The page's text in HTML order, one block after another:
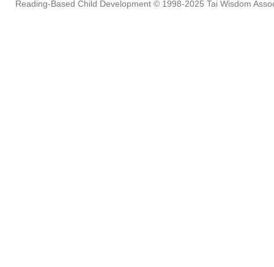
Reading-Based Child Development © 1998-2025 Tai Wisdom